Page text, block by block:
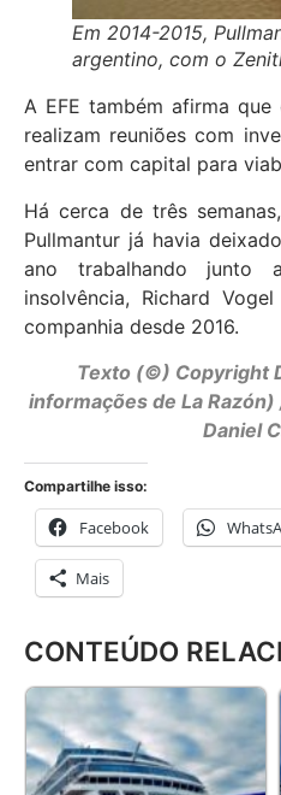
Em 2014-2015,
argentino, com o
A EFE também afirma
realizam reuniões com
entrar com capital para
Há cerca de três
Pullmantur já havia
ano trabalhando junto
insolvência, Richard
companhia desde 2016.
Texto (©) Copyright
informações de La
Daniel
Compartilhe isso:
Facebook
Mais
CONTEÚDO